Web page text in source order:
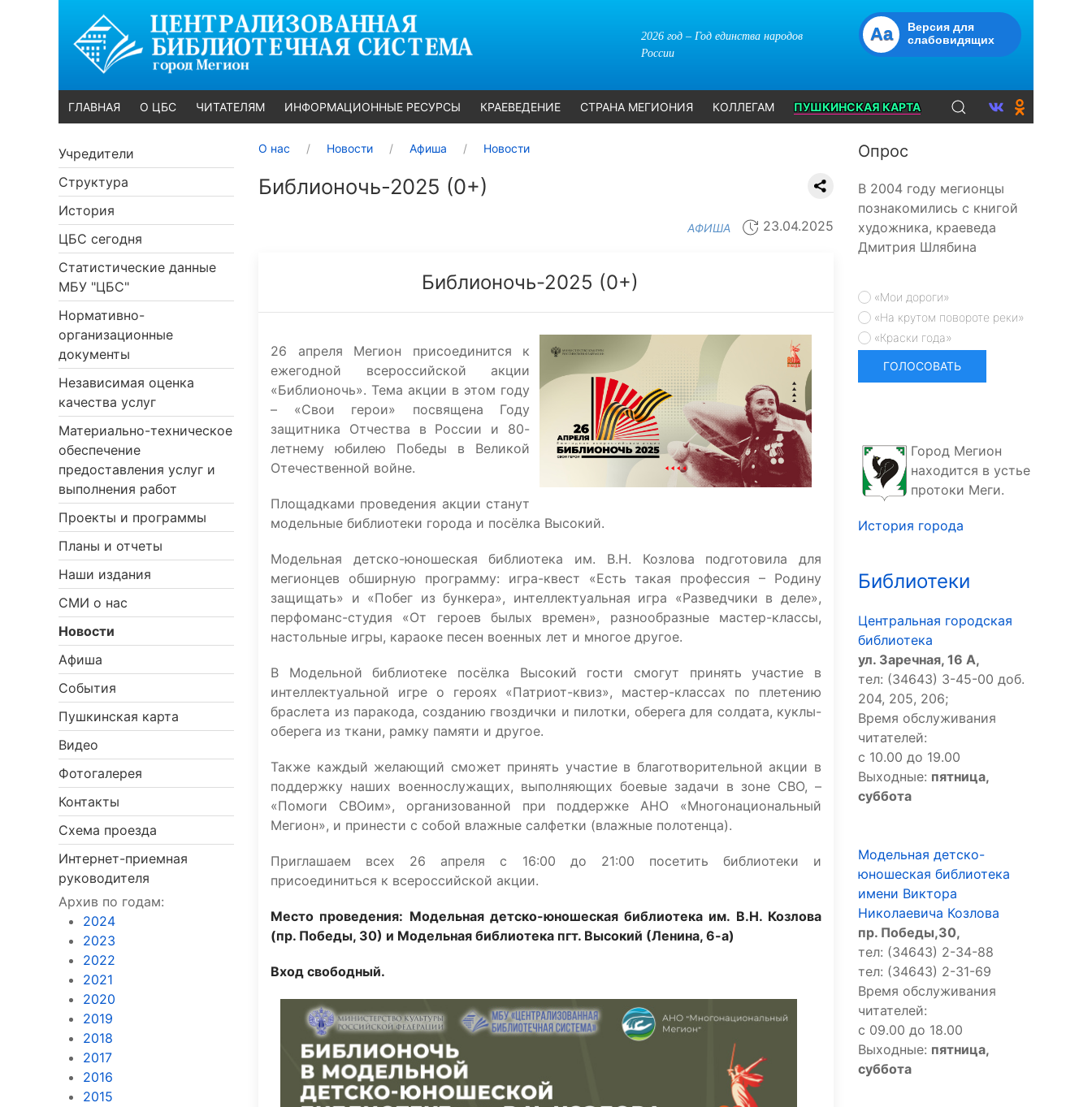
2026 год – Год единства народов
России
Aa
Версия для
слабовидящих
ГЛАВНАЯ О ЦБС ЧИТАТЕЛЯМ ИНФОРМАЦИОННЫЕ РЕСУРСЫ КРАЕВЕДЕНИЕ СТРАНА МЕГИОНИЯ КОЛЛЕГАМ ПУШКИНСКАЯ КАРТА
Учредители
Структура
История
ЦБС сегодня
Статистические данные
МБУ "ЦБС"
Нормативно-
организационные
документы
Независимая оценка
качества услуг
Материально-техническое
обеспечение
предоставления услуг и
выполнения работ
Проекты и программы
Планы и отчеты
Наши издания
СМИ о нас
Новости
Афиша
События
Пушкинская карта
Видео
Фотогалерея
Контакты
Схема проезда
Интернет-приемная
руководителя
Архив по годам:
2024
2023
2022
2021
2020
2019
2018
2017
2016
2015
О нас Новости Афиша Новости
Библионочь-2025 (0+)
АФИША 23.04.2025
Библионочь-2025 (0+)
26 апреля Мегион присоединится к
ежегодной всероссийской акции
«Библионочь». Тема акции в этом году
– «Свои герои» посвящена Году
защитника Отчества в России и 80-
летнему юбилею Победы в Великой
Отечественной войне.
Площадками проведения акции станут
модельные библиотеки города и посёлка Высокий.
Модельная детско-юношеская библиотека им. В.Н. Козлова подготовила для
мегионцев обширную программу: игра-квест «Есть такая профессия – Родину
защищать» и «Побег из бункера», интеллектуальная игра «Разведчики в деле»,
перфоманс-студия «От героев былых времен», разнообразные мастер-классы,
настольные игры, караоке песен военных лет и многое другое.
В Модельной библиотеке посёлка Высокий гости смогут принять участие в
интеллектуальной игре о героях «Патриот-квиз», мастер-классах по плетению
браслета из паракода, созданию гвоздички и пилотки, оберега для солдата, куклы-
оберега из ткани, рамку памяти и другое.
Также каждый желающий сможет принять участие в благотворительной акции в
поддержку наших военнослужащих, выполняющих боевые задачи в зоне СВО, –
«Помоги СВОим», организованной при поддержке АНО «Многонациональный
Мегион», и принести с собой влажные салфетки (влажные полотенца).
Приглашаем всех 26 апреля с 16:00 до 21:00 посетить библиотеки и
присоединиться к всероссийской акции.
Место проведения: Модельная детско-юношеская библиотека им. В.Н. Козлова
(пр. Победы, 30) и Модельная библиотека пгт. Высокий (Ленина, 6-а)
Вход свободный.
Опрос
В 2004 году мегионцы
познакомились с книгой
художника, краеведа
Дмитрия Шлябина
«Мои дороги»
«На крутом повороте реки»
«Краски года»
Город Мегион
находится в устье
протоки Меги.
История города
Библиотеки
Центральная городская
библиотека
ул. Заречная, 16 А,
тел: (34643) 3-45-00 доб.
204, 205, 206;
Время обслуживания
читателей:
с 10.00 до 19.00
Выходные: пятница,
суббота
Модельная детско-
юношеская библиотека
имени Виктора
Николаевича Козлова
пр. Победы,30,
тел: (34643) 2-34-88
тел: (34643) 2-31-69
Время обслуживания
читателей:
с 09.00 до 18.00
Выходные: пятница,
суббота